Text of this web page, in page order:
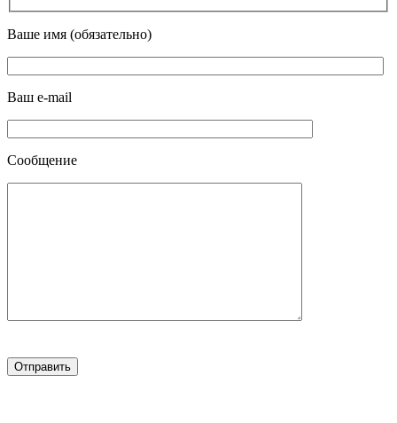
Ваше имя (обязательно)
Ваш e-mail
Сообщение